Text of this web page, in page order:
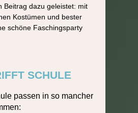
Beitrag dazu geleistet: mit
Kostümen und bester
schöne Faschingsparty
SCHULE
passen in so mancher